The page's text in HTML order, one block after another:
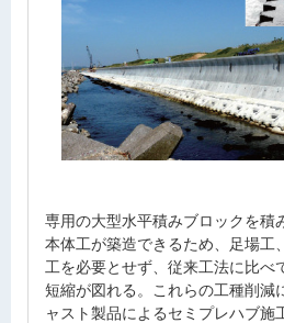
専用の大型水平積みブロックを積
本体工が築造できるため、足場工
工を必要とせず、従来工法に比べ
短縮が図れる。これらの工種削減
ャスト製品によるセミプレハブ施